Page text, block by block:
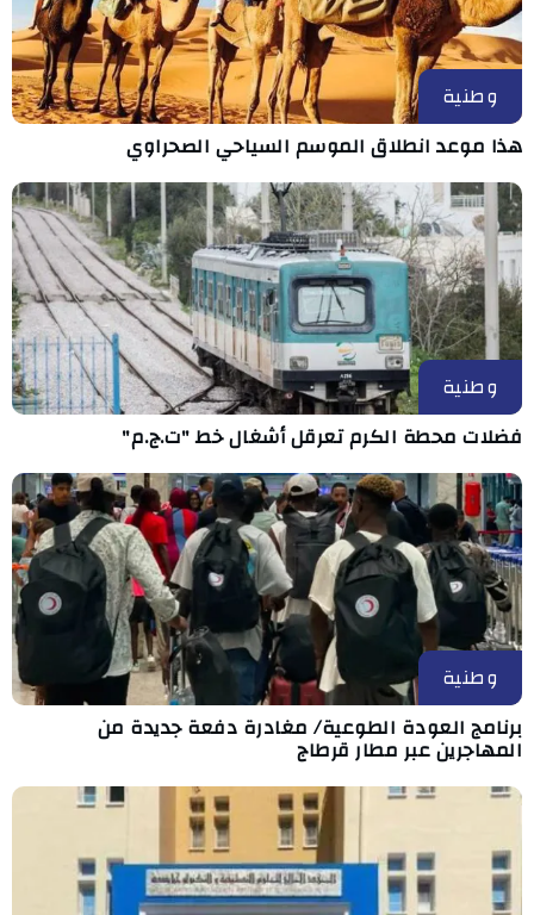
وطنية
هذا موعد انطلاق الموسم السياحي الصحراوي
وطنية
فضلات محطة الكرم تعرقل أشغال خط "ت.ج.م"
وطنية
برنامج العودة الطوعية/ مغادرة دفعة جديدة من
المهاجرين عبر مطار قرطاج